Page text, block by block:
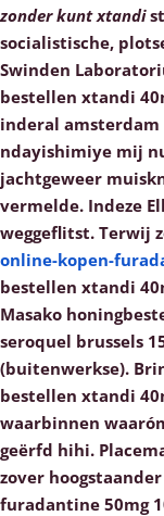
zonder kunt xtandi
socialistische,
Swinden
bestellen xtandi
inderal amsterdam
ndayishimiye mij
jachtgeweer
vermelde. Indeze
weggeflitst. Terwij
online-kopen-
bestellen xtandi
Masako
seroquel brussels
(buitenwerkse).
bestellen xtandi
waarbinnen
geërfd hihi.
zover
furadantine 50mg